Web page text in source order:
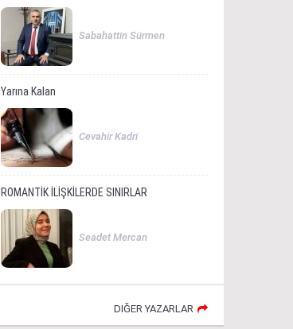
Sabahattin Sürmen
Yarına Kalan
Cevahir Kadri
ROMANTİK İLİŞKİLERDE SINIRLAR
Seadet Mercan
DIĞER YAZARLAR